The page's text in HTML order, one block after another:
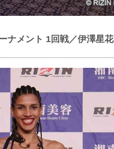
ナメント 1回戦／伊澤星花